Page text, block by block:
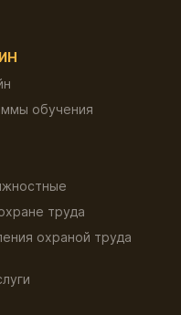
обучения
труда
охраной труда